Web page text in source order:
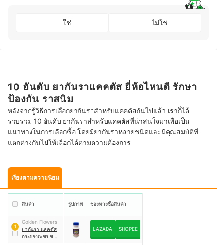
ใช่ ไม่ใช่
10 อันดับ ยากันราแคคตัส ยี่ห้อไหนดี รักษา
ป้องกัน ราสนิม
หลังจากรู้วิธีการเลือกยากันราสำหรับแคคตัสกันไปแล้ว เราก็ได้
รวบรวม 10 อันดับ ยากันราสำหรับแคคตัสที่น่าสนใจมาเพื่อเป็น
แนวทางในการเลือกซื้อ โดยมียากันราหลายชนิดและมีคุณสมบัติที่
แตกต่างกันไปให้เลือกได้ตามความต้องการ
เรียงตามความนิยม
สินค้า รูปภาพ ช่องทางซื้อสินค้า
1
Golden Flowers
ยากันรา แคคตัส
กระบองเพชร ชนิด
LAZADA SHOPEE